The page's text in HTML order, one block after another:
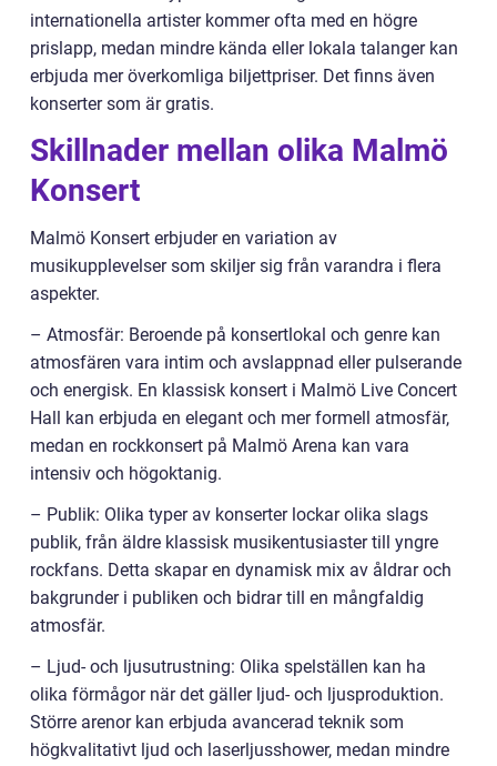
internationella artister kommer ofta med en högre
prislapp, medan mindre kända eller lokala talanger kan
erbjuda mer överkomliga biljettpriser. Det finns även
konserter som är gratis.
Skillnader mellan olika Malmö
Konsert
Malmö Konsert erbjuder en variation av
musikupplevelser som skiljer sig från varandra i flera
aspekter.
– Atmosfär: Beroende på konsertlokal och genre kan
atmosfären vara intim och avslappnad eller pulserande
och energisk. En klassisk konsert i Malmö Live Concert
Hall kan erbjuda en elegant och mer formell atmosfär,
medan en rockkonsert på Malmö Arena kan vara
intensiv och högoktanig.
– Publik: Olika typer av konserter lockar olika slags
publik, från äldre klassisk musikentusiaster till yngre
rockfans. Detta skapar en dynamisk mix av åldrar och
bakgrunder i publiken och bidrar till en mångfaldig
atmosfär.
– Ljud- och ljusutrustning: Olika spelställen kan ha
olika förmågor när det gäller ljud- och ljusproduktion.
Större arenor kan erbjuda avancerad teknik som
högkvalitativt ljud och laserljusshower, medan mindre